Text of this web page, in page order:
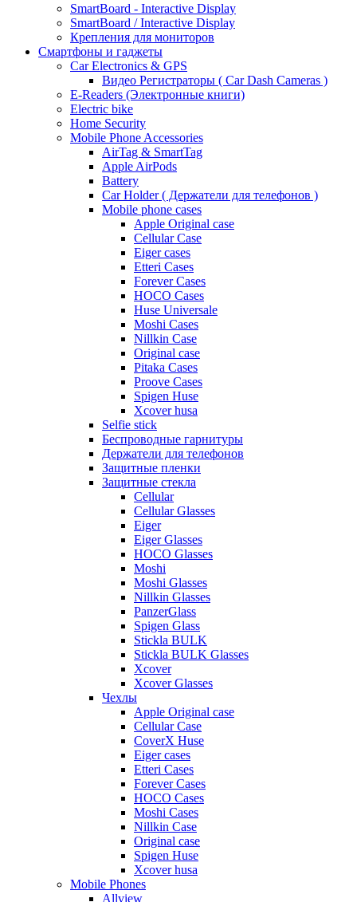
SmartBoard - Interactive Display
SmartBoard / Interactive Display
Крепления для мониторов
Смартфоны и гаджеты
Car Electronics & GPS
Видео Регистраторы ( Car Dash Cameras )
E-Readers (Электронные книги)
Electric bike
Home Security
Mobile Phone Accessories
AirTag & SmartTag
Apple AirPods
Battery
Car Holder ( Держатели для телефонов )
Mobile phone cases
Apple Original case
Cellular Case
Eiger cases
Etteri Cases
Forever Cases
HOCO Cases
Huse Universale
Moshi Cases
Nillkin Case
Original case
Pitaka Cases
Proove Cases
Spigen Huse
Xcover husa
Selfie stick
Беспроводные гарнитуры
Держатели для телефонов
Защитные пленки
Защитные стекла
Cellular
Cellular Glasses
Eiger
Eiger Glasses
HOCO Glasses
Moshi
Moshi Glasses
Nillkin Glasses
PanzerGlass
Spigen Glass
Stickla BULK
Stickla BULK Glasses
Xcover
Xcover Glasses
Чехлы
Apple Original case
Cellular Case
CoverX Huse
Eiger cases
Etteri Cases
Forever Cases
HOCO Cases
Moshi Cases
Nillkin Case
Original case
Spigen Huse
Xcover husa
Mobile Phones
Allview